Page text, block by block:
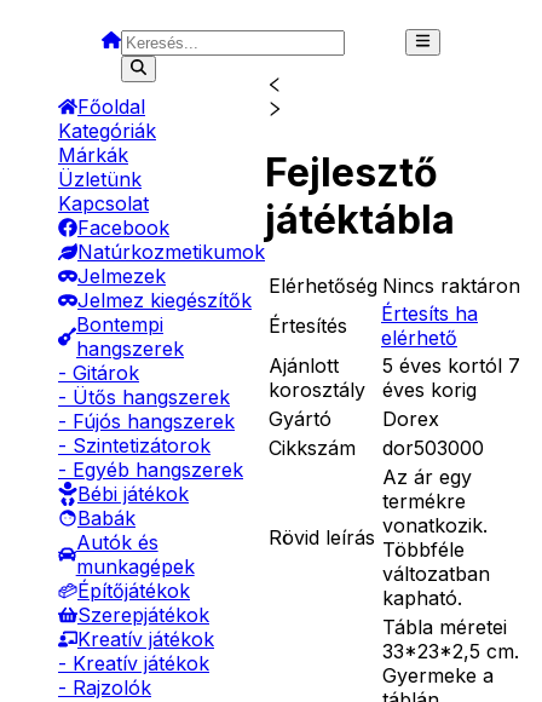
Főoldal
Kategóriák
Márkák
Üzletünk
Kapcsolat
Facebook
Natúrkozmetikumok
Jelmezek
Jelmez kiegészítők
Bontempi
hangszerek
- Gitárok
- Ütős hangszerek
- Fújós hangszerek
- Szintetizátorok
- Egyéb hangszerek
Bébi játékok
Babák
Autók és
munkagépek
Építőjátékok
Szerepjátékok
Kreatív játékok
- Kreatív játékok
- Rajzolók
Fejlesztő
játéktábla
Elérhetőség Nincs raktáron
Értesítés
Értesíts ha
elérhető
Ajánlott
korosztály
5 éves kortól 7
éves korig
Gyártó
Dorex
Cikkszám
dor503000
Rövid leírás
Az ár egy
termékre
vonatkozik.
Többféle
változatban
kapható.
Tábla méretei
33*23*2,5 cm.
Gyermeke a